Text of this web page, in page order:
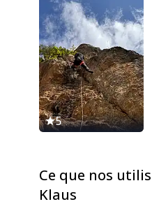
5
Ce que nos
Klaus